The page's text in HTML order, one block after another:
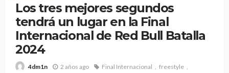
Los tres mejores segundos
tendrá un lugar en la Final
Internacional de Red Bull Batalla
2024
4dm1n 2 años ago Final Internacional
freestyle